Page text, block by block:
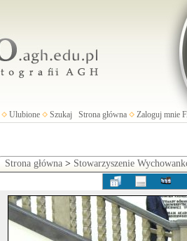
Ulubione Szukaj Strona główna Zaloguj mnie
Strona główna > Stowarzyszenie